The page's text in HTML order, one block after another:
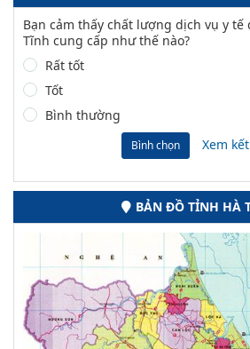
Bạn cảm thấy chất lượng dịch vụ y tế
Tĩnh cung cấp như thế nào?
Rất tốt
Tốt
Bình thường
Bình chọn Xem
BẢN ĐỒ TỈNH HÀ